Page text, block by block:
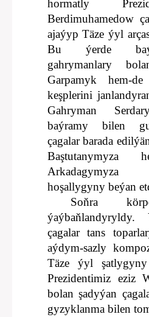
hormatly
Berdimuhamedow
ajaýyp Täze ýyl
Bu ýerde
gahrymanlary
Garpamyk hem-
keşplerini
Gahryman
baýramy bilen
çagalar barada
Baştutanymyza
hoşallygyny beýan
Soňra
ýaýbaňlandyryldy.
çagalar tans
aýdym-sazly
Täze ýyl
Prezidentimiz eziz
bolan şadyýan
gyzyklanma bilen